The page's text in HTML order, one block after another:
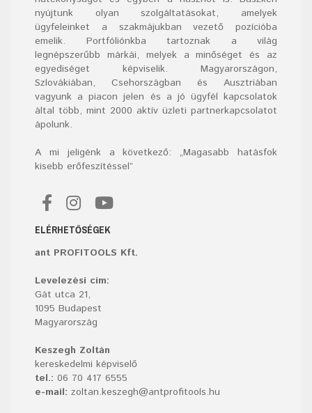
nyújtunk olyan szolgáltatásokat, amelyek
ügyfeleinket a szakmájukban vezető pozícióba
emelik. Portfóliónkba tartoznak a világ
legnépszerűbb márkái, melyek a minőséget és az
egyediséget képviselik. Magyarországon,
Szlovákiában, Csehországban és Ausztriában
vagyunk a piacon jelen és a jó ügyfél kapcsolatok
által több, mint 2000 aktív üzleti partnerkapcsolatot
ápolunk.
A mi jeligénk a következő: „Magasabb hatásfok
kisebb erőfeszítéssel”
ELÉRHETŐSÉGEK
ant PROFITOOLS Kft.
Levelezési cím:
Gát utca 21,
1095 Budapest
Magyarország
Keszegh Zoltán
kereskedelmi képviselő
tel.: 06 70 417 6555
e-mail: zoltan.keszegh@antprofitools.hu